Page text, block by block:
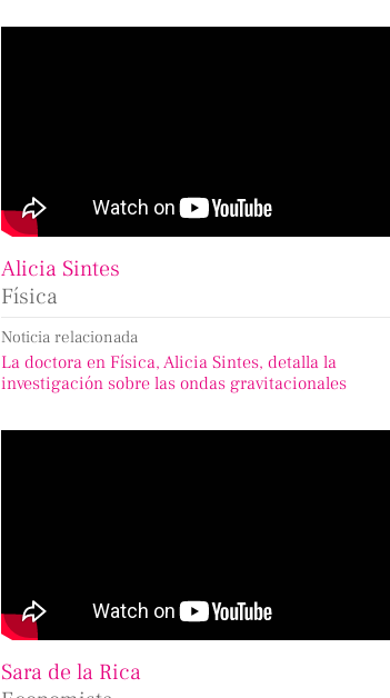
Alicia Sintes
Física
Noticia relacionada
La doctora en Física, Alicia Sintes, detalla la
investigación sobre las ondas gravitacionales
Sara de la Rica